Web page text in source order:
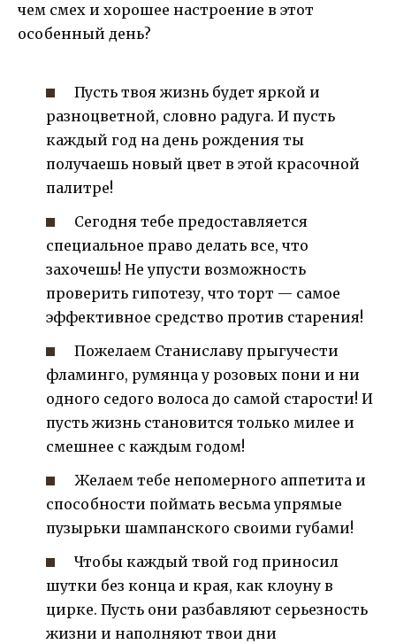
чем смех и хорошее настроение в этот
особенный день?
Пусть твоя жизнь будет яркой и
разноцветной, словно радуга. И пусть
каждый год на день рождения ты
получаешь новый цвет в этой красочной
палитре!
Сегодня тебе предоставляется
специальное право делать все, что
захочешь! Не упусти возможность
проверить гипотезу, что торт — самое
эффективное средство против старения!
Пожелаем Станиславу прыгучести
фламинго, румянца у розовых пони и ни
одного седого волоса до самой старости! И
пусть жизнь становится только милее и
смешнее с каждым годом!
Желаем тебе непомерного аппетита и
способности поймать весьма упрямые
пузырьки шампанского своими губами!
Чтобы каждый твой год приносил
шутки без конца и края, как клоуну в
цирке. Пусть они разбавляют серьезность
жизни и наполняют твои дни